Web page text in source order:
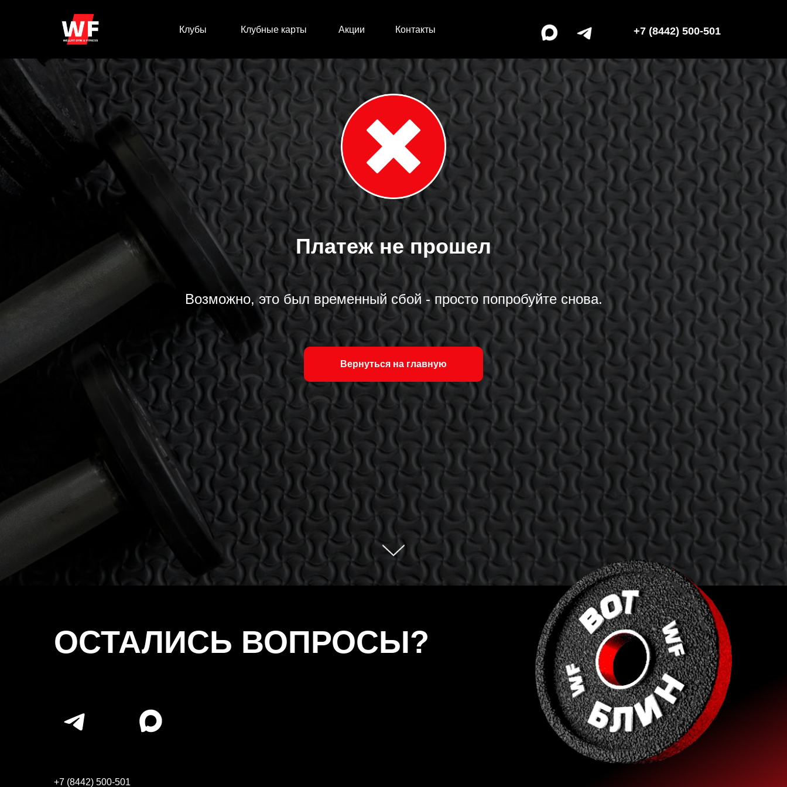
ЗАКАЗАТЬ ЗВОНОК
+7 (8442) 500-501
Акции Контакты
Клубные карты
Клубы
Платеж не прошел
Возможно, это был временный сбой - просто попробуйте снова.
Вернуться на главную
ОСТАЛИСЬ ВОПРОСЫ?
+7 (8442) 500-501